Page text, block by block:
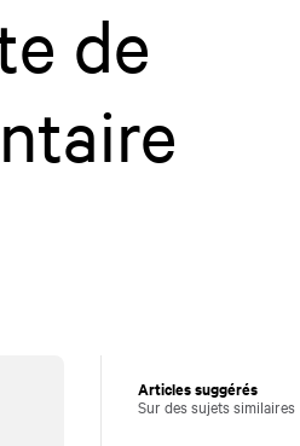
de
Articles suggérés
Sur des sujets similaires